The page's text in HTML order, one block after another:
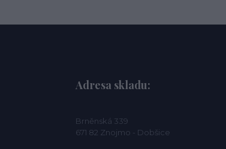
Adresa skladu:
Brněnská 339
671 82 Znojmo - Dobšice